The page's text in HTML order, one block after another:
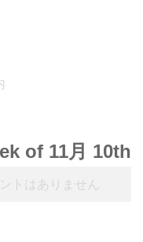
of 11月 10th
トはありません